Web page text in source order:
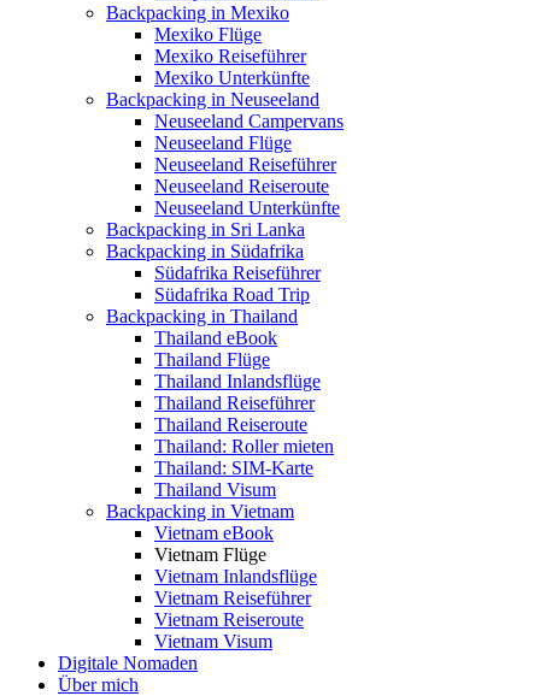
Backpacking in Mexiko
Mexiko Flüge
Mexiko Reiseführer
Mexiko Unterkünfte
Backpacking in Neuseeland
Neuseeland Campervans
Neuseeland Flüge
Neuseeland Reiseführer
Neuseeland Reiseroute
Neuseeland Unterkünfte
Backpacking in Sri Lanka
Backpacking in Südafrika
Südafrika Reiseführer
Südafrika Road Trip
Backpacking in Thailand
Thailand eBook
Thailand Flüge
Thailand Inlandsflüge
Thailand Reiseführer
Thailand Reiseroute
Thailand: Roller mieten
Thailand: SIM-Karte
Thailand Visum
Backpacking in Vietnam
Vietnam eBook
Vietnam Flüge
Vietnam Inlandsflüge
Vietnam Reiseführer
Vietnam Reiseroute
Vietnam Visum
Digitale Nomaden
Über mich